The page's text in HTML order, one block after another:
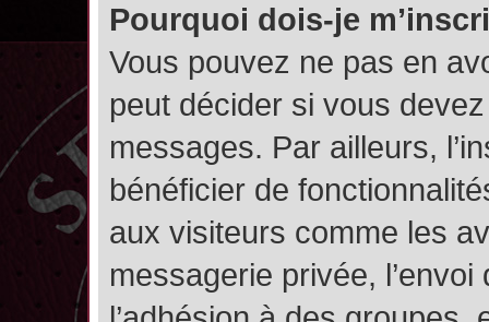
Pourquoi dois-je
Vous pouvez ne pas en
peut décider si vous
messages. Par ailleurs,
bénéficier de
aux visiteurs comme les
messagerie privée,